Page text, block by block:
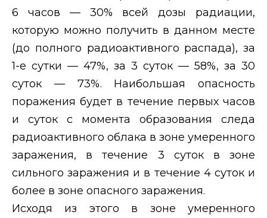
6 часов — 30% всей дозы радиации,
которую можно получить в данном месте
(до полного радиоактивного распада), за
1-е сутки — 47%, за 3 суток — 58%, за 30
суток — 73%. Наибольшая опасность
поражения будет в течение первых часов
и суток с момента образования следа
радиоактивного облака в зоне умеренного
заражения, в течение 3 суток в зоне
сильного заражения и в течение 4 суток и
более в зоне опасного заражения.
Исходя из этого в зоне умеренного